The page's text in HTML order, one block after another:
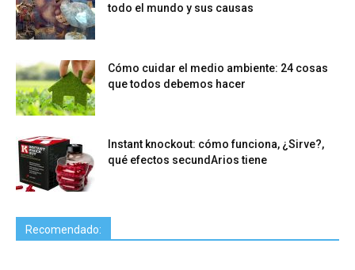
todo el mundo y sus causas
Cómo cuidar el medio ambiente: 24 cosas
que todos debemos hacer
Instant knockout: cómo funciona, ¿Sirve?,
qué efectos secundArios tiene
Recomendado: